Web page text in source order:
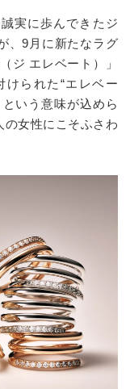
実に歩んできたジ
、9 月に新たなラグ
（ジ エレベート）」
けられた“エレベー
いう意味が込めら
の女性にこそふさわ